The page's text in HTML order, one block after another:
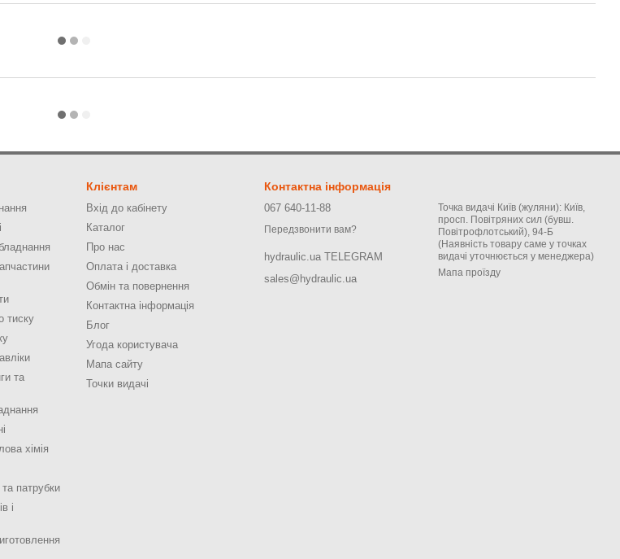
тиску
та
хімія
патрубки
і
Клієнтам
Вхід до кабінету
Каталог
Про нас
Оплата і доставка
Обмін та повернення
Контактна інформація
Блог
Угода користувача
Мапа сайту
Точки видачі
Контактна інформація
067 640-11-88
Передзвонити вам?
hydraulic.ua TELEGRAM
sales@hydraulic.ua
Точка видачі Київ (жуляни): Київ,
просп. Повітряних сил (бувш.
Повітрофлотський), 94-Б
(Наявність товару саме у точках
видачі уточнюється у менеджера)
Мапа проїзду